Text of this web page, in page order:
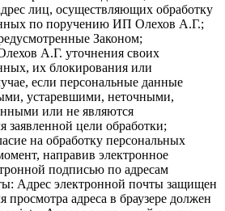
лиц, осуществляющих обработку
по поручению ИП Олехов А.Г.;
Законом;
А.Г. уточнения своих
их блокирования или
если персональные данные
устаревшими, неточными,
или не являются
заявленной цели обработки;
на обработку персональных
направив электронное
подписью по адресам
Адрес электронной почты защищен
просмотра адреса в браузере должен